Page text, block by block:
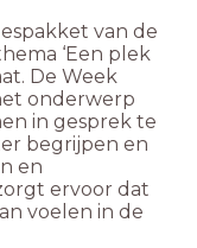
van de
‘Een plek
De Week
onderwerp
in gesprek te
begrijpen en
en
ervoor dat
voelen in de